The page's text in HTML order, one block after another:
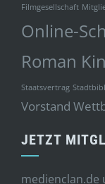
Filmgesellschaft
Online-
Roman
Staatsvertrag
Vorstand
JETZT
medienclan.de